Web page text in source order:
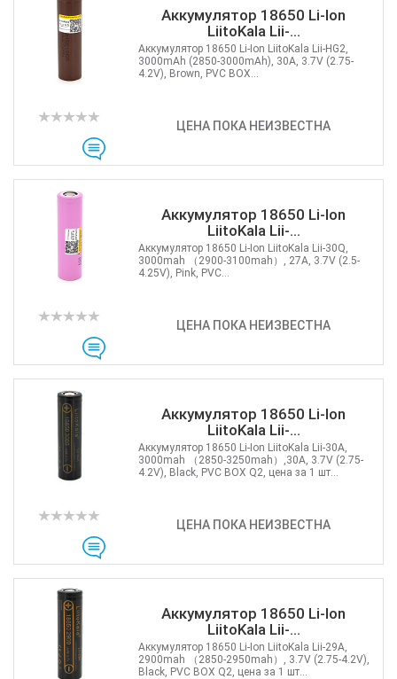
Аккумулятор 18650 Li-Ion
LiitoKala Lii-...
ЦЕНА ПОКА НЕИЗВЕСТНА
Аккумулятор 18650 Li-Ion LiitoKala Lii-HG2,
3000mAh (2850-3000mAh), 30A, 3.7V (2.75-
4.2V), Brown, PVC BOX...
Аккумулятор 18650 Li-Ion
LiitoKala Lii-...
ЦЕНА ПОКА НЕИЗВЕСТНА
Аккумулятор 18650 Li-Ion LiitoKala Lii-30Q,
3000mah （2900-3100mah）, 27A, 3.7V (2.5-
4.25V), Pink, PVC...
Аккумулятор 18650 Li-Ion
LiitoKala Lii-...
ЦЕНА ПОКА НЕИЗВЕСТНА
Аккумулятор 18650 Li-Ion LiitoKala Lii-30A,
3000mah （2850-3250mah）,30A, 3.7V (2.75-
4.2V), Black, PVC BOX Q2, цена за 1 шт...
Аккумулятор 18650 Li-Ion
LiitoKala Lii-...
Аккумулятор 18650 Li-Ion LiitoKala Lii-29A,
2900mah （2850-2950mah）, 3.7V (2.75-4.2V),
Black, PVC BOX Q2, цена за 1 шт...